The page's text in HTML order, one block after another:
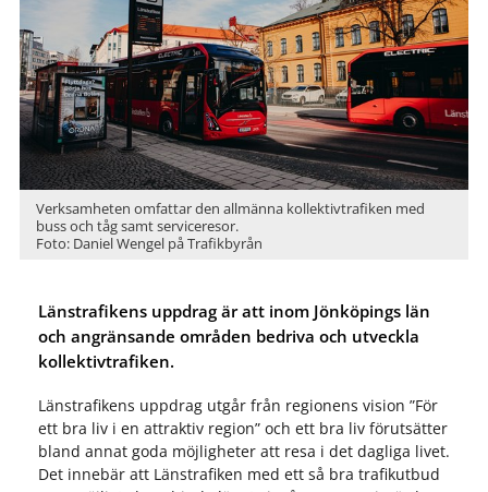
Verksamheten omfattar den allmänna kollektivtrafiken med
buss och tåg samt serviceresor.
Foto: Daniel Wengel på Trafikbyrån
Länstrafikens uppdrag är att inom Jönköpings län
och angränsande områden bedriva och utveckla
kollektivtrafiken.
Länstrafikens uppdrag utgår från regionens vision ”För
ett bra liv i en attraktiv region” och ett bra liv förutsätter
bland annat goda möjligheter att resa i det dagliga livet.
Det innebär att Länstrafiken med ett så bra trafikutbud